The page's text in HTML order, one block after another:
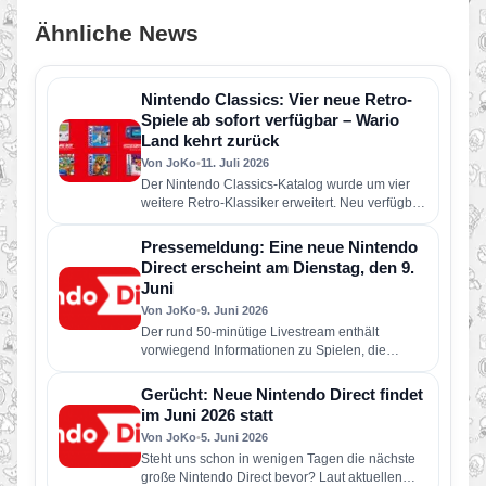
Ähnliche News
Nintendo Classics: Vier neue Retro-
Spiele ab sofort verfügbar – Wario
Land kehrt zurück
Von JoKo•11. Juli 2026
Der Nintendo Classics-Katalog wurde um vier
weitere Retro-Klassiker erweitert. Neu verfügbar
sind die folgenden Spiele: Wario Land: Super…
Pressemeldung: Eine neue Nintendo
Direct erscheint am Dienstag, den 9.
Juni
Von JoKo•9. Juni 2026
Der rund 50-minütige Livestream enthält
vorwiegend Informationen zu Spielen, die
dieses Jahr für Nintendo Switch 2 und Nintendo
Switch erscheinen…
Gerücht: Neue Nintendo Direct findet
im Juni 2026 statt
Von JoKo•5. Juni 2026
Steht uns schon in wenigen Tagen die nächste
große Nintendo Direct bevor? Laut aktuellen